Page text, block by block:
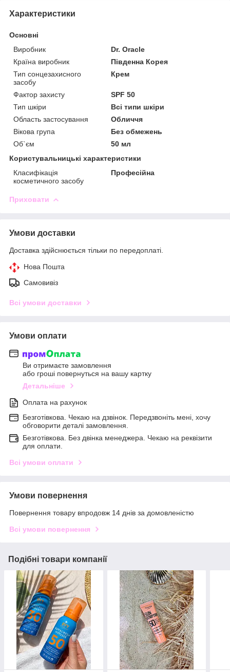
Характеристики
Основні
Виробник
Dr. Oracle
Країна виробник
Південна Корея
Тип сонцезахисного
засобу
Крем
Фактор захисту
SPF 50
Тип шкіри
Всі типи шкіри
Область застосування
Обличчя
Вікова група
Без обмежень
Об`єм
50 мл
Користувальницькі характеристики
Класифікація
косметичного засобу
Професійна
Приховати
Умови доставки
Доставка здійснюється тільки по передоплаті.
Нова Пошта
Самовивіз
Всі умови доставки
Умови оплати
Ви отримаєте замовлення
або гроші повернуться на вашу картку
Детальніше
Оплата на рахунок
Безготівкова. Чекаю на дзвінок. Передзвоніть мені, хочу
обговорити деталі замовлення.
Безготівкова. Без двінка менеджера. Чекаю на реквізити
для оплати.
Всі умови оплати
Умови повернення
Повернення товару впродовж 14 днів за домовленістю
Всі умови повернення
Подібні товари компанії